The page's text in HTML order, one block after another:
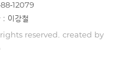
88-12079
: 이강철
reserved. created by